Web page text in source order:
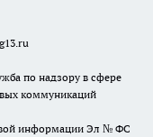
по надзору в сфере
коммуникаций
информации Эл № ФС